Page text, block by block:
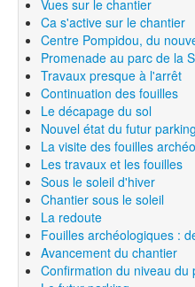
Vues sur le chantier
Ca s'active sur le chantier
Centre Pompidou, du
Promenade au parc de la
Travaux presque à l'arrêt
Continuation des fouilles
Le décapage du sol
Nouvel état du futur parking
La visite des fouilles
Les travaux et les fouilles
Sous le soleil d'hiver
Chantier sous le soleil
La redoute
Fouilles archéologiques :
Avancement du chantier
Confirmation du niveau du